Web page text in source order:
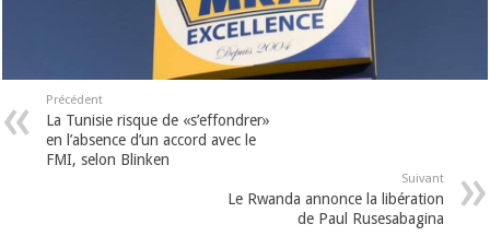
Précédent
La Tunisie risque de «s’effondrer»
en l’absence d’un accord avec le
FMI, selon Blinken
Suivant
Le Rwanda annonce la libération
de Paul Rusesabagina